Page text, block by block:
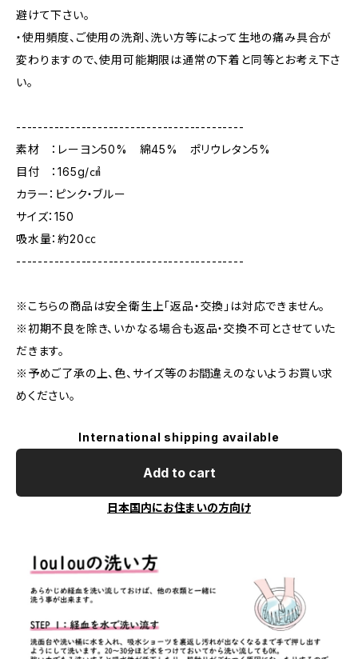
避けて下さい。
・使用頻度、ご使用の洗剤、洗い方等によって生地の痛み具合が
変わりますので、使用可能期限は通常の下着と同等とお考え下さ
い。
------------------------------------------
素材 ：レーヨン50% 綿45% ポリウレタン5%
目付 ：165g/㎠
カラー：ピンク・ブルー
サイズ：150
吸水量：約20㏄
------------------------------------------
※こちらの商品は安全衛生上「返品・交換」は対応できません。
※初期不良を除き、いかなる場合も返品・交換不可とさせていた
だきます。
※予めご了承の上、色、サイズ等のお間違えのないようお買い求
めください。
International shipping available
Add to cart
日本国内にお住まいの方向け